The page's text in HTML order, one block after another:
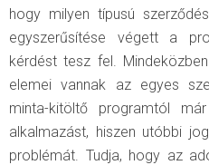
hogy milyen típusú
egyszerűsítése végett a
kérdést tesz fel.
elemei vannak az egyes
minta-kitöltő programtól
alkalmazást, hiszen utóbbi
problémát. Tudja, hogy az